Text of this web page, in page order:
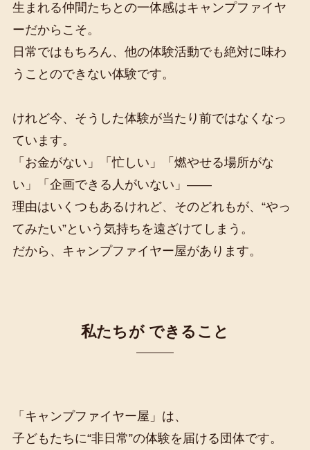
生まれる仲間たちとの一体感はキャンプファイヤ
ーだからこそ。
日常ではもちろん、他の体験活動でも絶対に味わ
うことのできない体験です。
けれど今、そうした体験が当たり前ではなくなっ
ています。
「お金がない」「忙しい」「燃やせる場所がな
い」「企画できる人がいない」——
理由はいくつもあるけれど、そのどれもが、“やっ
てみたい”という気持ちを遠ざけてしまう。
だから、キャンプファイヤー屋があります。
私たちが できること
「キャンプファイヤー屋」は、
子どもたちに“非日常”の体験を届ける団体です。